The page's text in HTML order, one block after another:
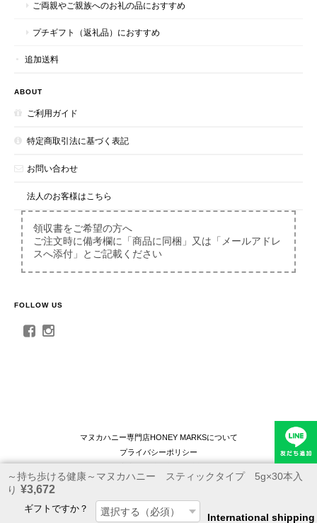
心より有難く存じます。 これからも、皆様に喜んで
今後ともどうぞよろしくお願いいたします。 ハニー
～マヌカハニーの保湿力～マヌカハニーリップケア
2026/06/09
ご両親やご親族へのお礼の品におすすめ
プチギフト（返礼品）におすすめ
追加送料
ABOUT
ご利用ガイド
特定商取引法に基づく表記
お問い合わせ
法人のお客様はこちら
領収書をご希望の方へ
ご注文時に備考欄に「商品に同梱」又は「メールアドレ
スへ添付」とご記載ください
FOLLOW US
～持ち歩ける健康～マヌカハニー スティックタイプ 5g×30本入
り ¥3,672
ギフトですか？
International shipping
マヌカハニー専門店HONEY MARKSについて
プライバシーポリシー
Copyright c マヌカハニー専門店HONEY MARKS. All Rights Reserved.